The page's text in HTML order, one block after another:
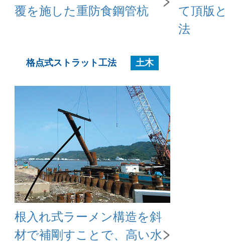
覆を施した重防食鋼管杭
て頂版
法
格点式ストラット工法 土木
根入れ式ラーメン構造を斜
材で補剛すことで、高い水